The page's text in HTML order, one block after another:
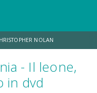
NOLAN
TRAMELL TILLMAN
- Il leone,
in dvd